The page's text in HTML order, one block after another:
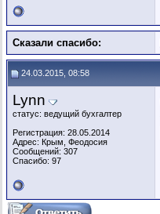
Сказали спасибо:
24.03.2015, 08:58
Lynn
статус: ведущий бухгалтер
Регистрация: 28.05.2014
Адрес: Крым, Феодосия
Сообщений: 307
Спасибо: 97